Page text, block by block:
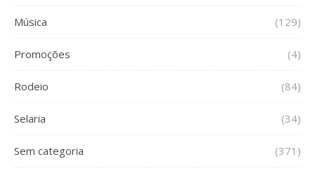
Música (129)
Promoções (4)
Rodeio (84)
Selaria (34)
Sem categoria (371)